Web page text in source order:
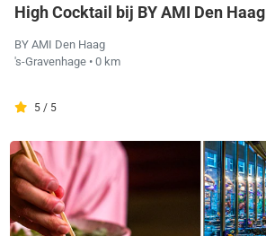
High Cocktail bij BY AMI Den Haag
BY AMI Den Haag
's-Gravenhage • 0 km
5 / 5